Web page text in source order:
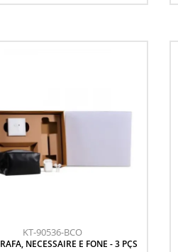
KT-90536-BCO
NECESSAIRE E FONE - 3 PÇS